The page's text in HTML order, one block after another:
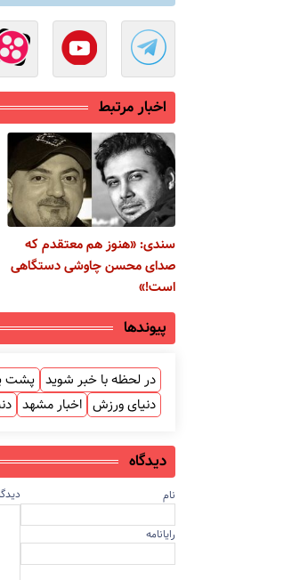
اخبار مرتبط
سندی: «هنوز هم معتقدم که
صدای محسن چاوشی دستگاهی
است!»
پیوندها
در لحظه با خبر شوید پشت
دنیای ورزش اخبار مشهد
دیدگاه
نام
رایانامه